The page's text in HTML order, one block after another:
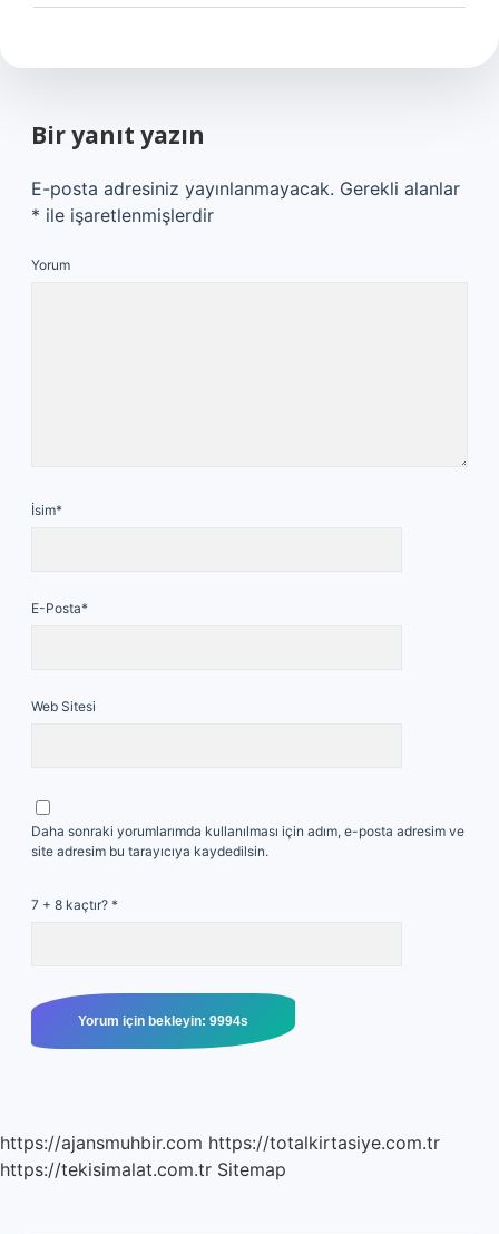
Bir yanıt yazın
E-posta adresiniz yayınlanmayacak. Gerekli alanlar
* ile işaretlenmişlerdir
Yorum
İsim*
E-Posta*
Web Sitesi
Daha sonraki yorumlarımda kullanılması için adım, e-posta adresim ve
site adresim bu tarayıcıya kaydedilsin.
7 + 8 kaçtır? *
https://ajansmuhbir.com https://totalkirtasiye.com.tr
https://tekisimalat.com.tr Sitemap